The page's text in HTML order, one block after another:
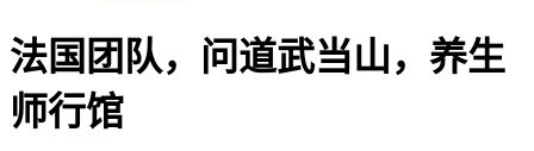
法国团队，问道武当山，养生
师行馆